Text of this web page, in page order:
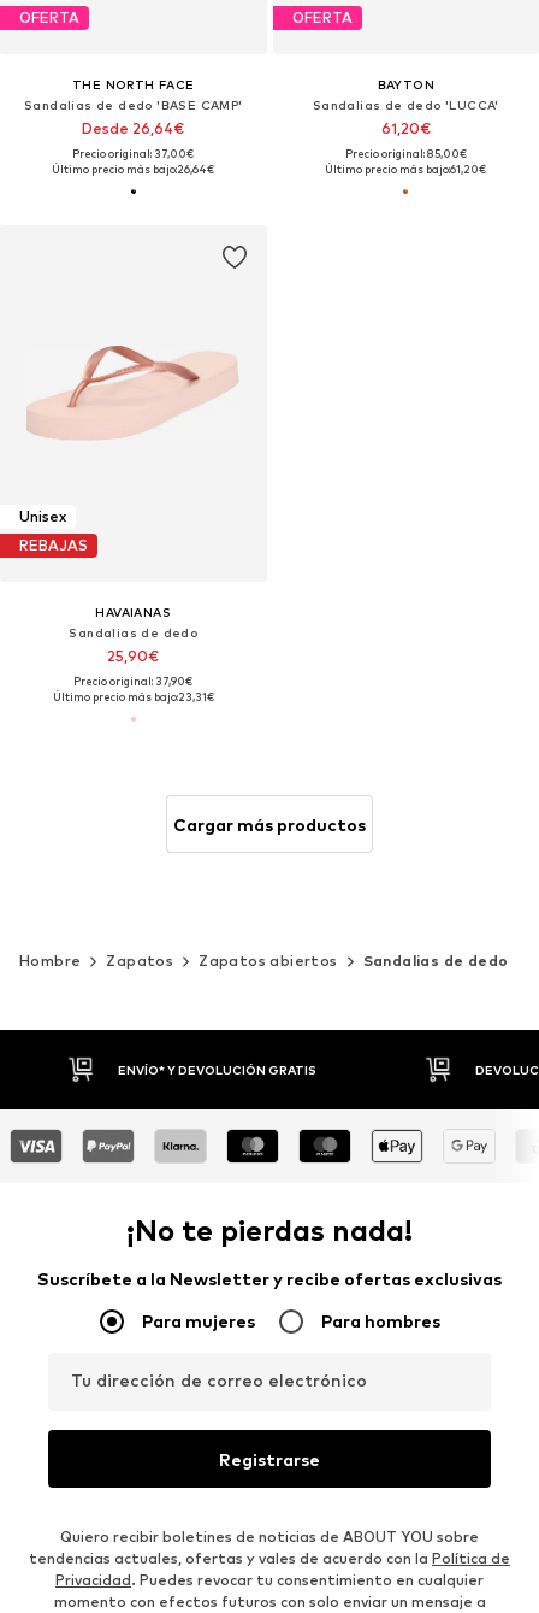
OFERTA
THE NORTH FACE
Sandalias de dedo 'BASE CAMP'
Desde 26,64€
Precio original: 37,00€
Último precio más bajo:26,64€
OFERTA
BAYTON
Sandalias de dedo 'LUCCA'
61,20€
Precio original: 85,00€
Último precio más bajo:61,20€
Unisex
REBAJAS
HAVAIANAS
Sandalias de dedo
25,90€
Precio original: 37,90€
Último precio más bajo:23,31€
Cargar más productos
Hombre Zapatos Zapatos abiertos Sandalias de dedo
DEVOLUCIONES HASTA 30 DÍAS
¡No te pierdas nada!
Suscríbete a la Newsletter y recibe ofertas exclusivas
Para mujeres Para hombres
Tu dirección de correo electrónico
Registrarse
Quiero recibir boletines de noticias de ABOUT YOU sobre
tendencias actuales, ofertas y vales de acuerdo con la Política de
Privacidad. Puedes revocar tu consentimiento en cualquier
momento con efectos futuros con solo enviar un mensaje a